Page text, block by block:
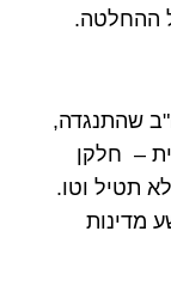
ההחלטה.
שהתנגדה,
– חלקן
תטיל וטו.
מדינות